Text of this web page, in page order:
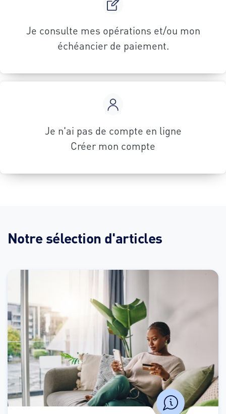
Je consulte mes opérations et/ou mon
échéancier de paiement.
Je n'ai pas de compte en ligne
Créer mon compte
Notre sélection d'articles